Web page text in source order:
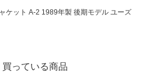
ケット A-2 1989年製 後期モデル ユーズ
っている商品